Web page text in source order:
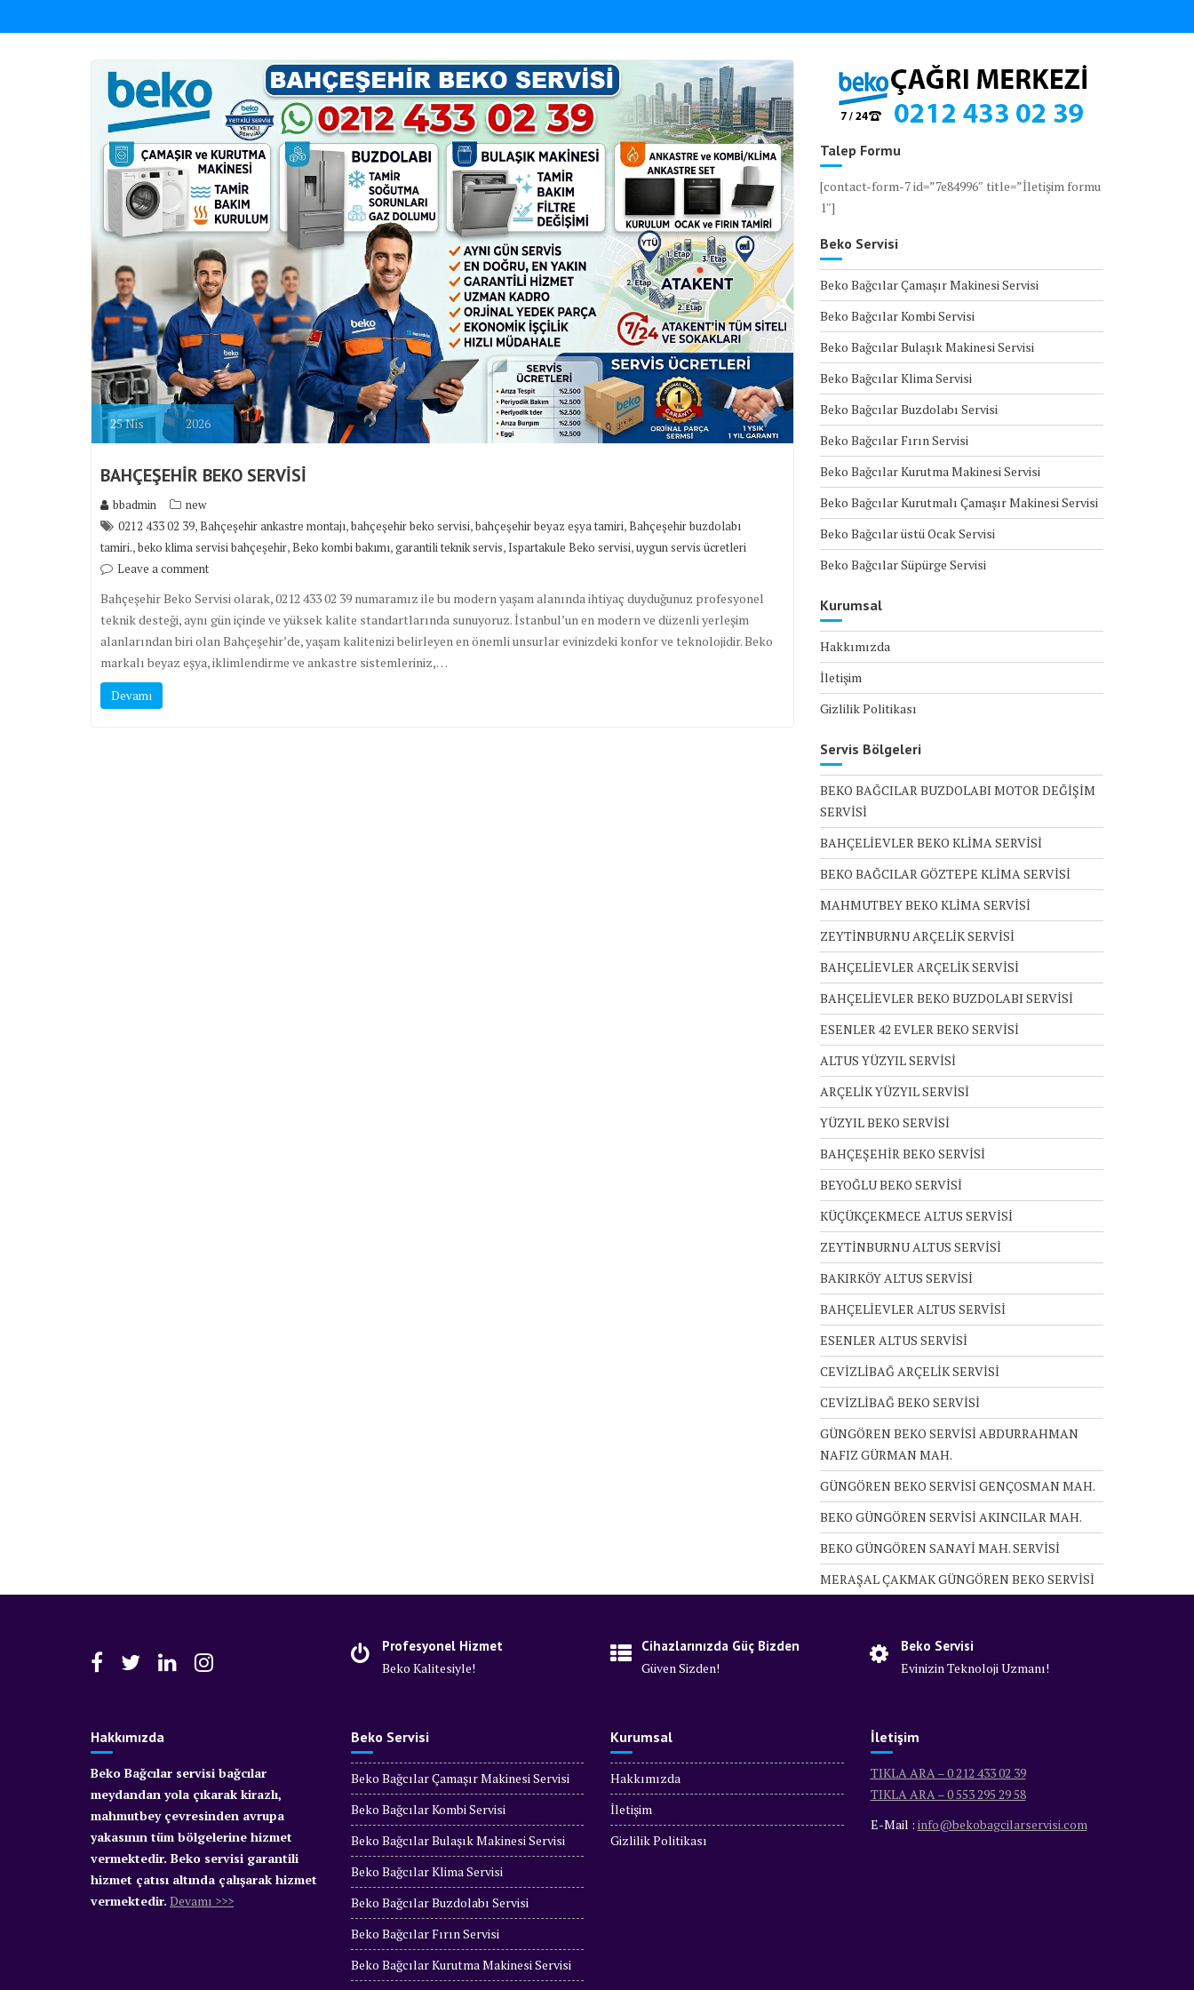
25Nis 2026
BAHÇEŞEHİR BEKO SERVİSİ
bbadmin
new
0212 433 02 39,Bahçeşehir ankastre montajı,bahçeşehir beko servisi,bahçeşehir beyaz eşya tamiri,Bahçeşehir buzdolabı
tamiri.,beko klima servisi bahçeşehir,Beko kombi bakımı,garantili teknik servis, Ispartakule Beko servisi,uygun servis ücretleri
Leave a comment
Bahçeşehir Beko Servisi olarak, 0212 433 02 39 numaramız ile bu modern yaşam alanında ihtiyaç duyduğunuz profesyonel
teknik desteği, aynı gün içinde ve yüksek kalite standartlarında sunuyoruz. İstanbul’un en modern ve düzenli yerleşim
alanlarından biri olan Bahçeşehir’de, yaşam kalitenizi belirleyen en önemli unsurlar evinizdeki konfor ve teknolojidir. Beko
markalı beyaz eşya, iklimlendirme ve ankastre sistemleriniz,…
Devamı
Talep Formu
[contact-form-7 id=”7e84996″ title=”İletişim formu
1″]
Beko Servisi
Beko Bağcılar Çamaşır Makinesi Servisi
Beko Bağcılar Kombi Servisi
Beko Bağcılar Bulaşık Makinesi Servisi
Beko Bağcılar Klima Servisi
Beko Bağcılar Buzdolabı Servisi
Beko Bağcılar Fırın Servisi
Beko Bağcılar Kurutma Makinesi Servisi
Beko Bağcılar Kurutmalı Çamaşır Makinesi Servisi
Beko Bağcılar üstü Ocak Servisi
Beko Bağcılar Süpürge Servisi
Kurumsal
Hakkımızda
İletişim
Gizlilik Politikası
Servis Bölgeleri
BEKO BAĞCILAR BUZDOLABI MOTOR DEĞİŞİM
SERVİSİ
BAHÇELİEVLER BEKO KLİMA SERVİSİ
BEKO BAĞCILAR GÖZTEPE KLİMA SERVİSİ
MAHMUTBEY BEKO KLİMA SERVİSİ
ZEYTİNBURNU ARÇELİK SERVİSİ
BAHÇELİEVLER ARÇELİK SERVİSİ
BAHÇELİEVLER BEKO BUZDOLABI SERVİSİ
ESENLER 42 EVLER BEKO SERVİSİ
ALTUS YÜZYIL SERVİSİ
ARÇELİK YÜZYIL SERVİSİ
YÜZYIL BEKO SERVİSİ
BAHÇEŞEHİR BEKO SERVİSİ
BEYOĞLU BEKO SERVİSİ
KÜÇÜKÇEKMECE ALTUS SERVİSİ
ZEYTİNBURNU ALTUS SERVİSİ
BAKIRKÖY ALTUS SERVİSİ
BAHÇELİEVLER ALTUS SERVİSİ
ESENLER ALTUS SERVİSİ
CEVİZLİBAĞ ARÇELİK SERVİSİ
CEVİZLİBAĞ BEKO SERVİSİ
GÜNGÖREN BEKO SERVİSİ ABDURRAHMAN
NAFIZ GÜRMAN MAH.
GÜNGÖREN BEKO SERVİSİ GENÇOSMAN MAH.
BEKO GÜNGÖREN SERVİSİ AKINCILAR MAH.
BEKO GÜNGÖREN SANAYİ MAH. SERVİSİ
MERAŞAL ÇAKMAK GÜNGÖREN BEKO SERVİSİ
Profesyonel Hizmet
Beko Kalitesiyle!
Cihazlarınızda Güç Bizden
Güven Sizden!
Beko Servisi
Evinizin Teknoloji Uzmanı!
Hakkımızda
Beko Bağcılar servisi bağcılar
meydandan yola çıkarak kirazlı,
mahmutbey çevresinden avrupa
yakasının tüm bölgelerine hizmet
vermektedir. Beko servisi garantili
hizmet çatısı altında çalışarak hizmet
vermektedir. Devamı >>>
Beko Servisi
Beko Bağcılar Çamaşır Makinesi Servisi
Beko Bağcılar Kombi Servisi
Beko Bağcılar Bulaşık Makinesi Servisi
Beko Bağcılar Klima Servisi
Beko Bağcılar Buzdolabı Servisi
Beko Bağcılar Fırın Servisi
Beko Bağcılar Kurutma Makinesi Servisi
Kurumsal
Hakkımızda
İletişim
Gizlilik Politikası
İletişim
TIKLA ARA – 0 212 433 02 39
TIKLA ARA – 0 553 295 29 58
E-Mail : info@bekobagcilarservisi.com